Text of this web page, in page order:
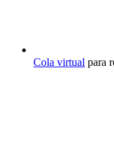
Cola virtual para